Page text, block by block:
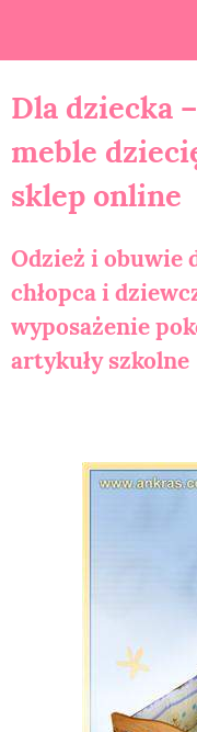
Dla dziecka
meble
sklep online
Odzież i obuwie
chłopca i
wyposażenie
artykuły szkolne